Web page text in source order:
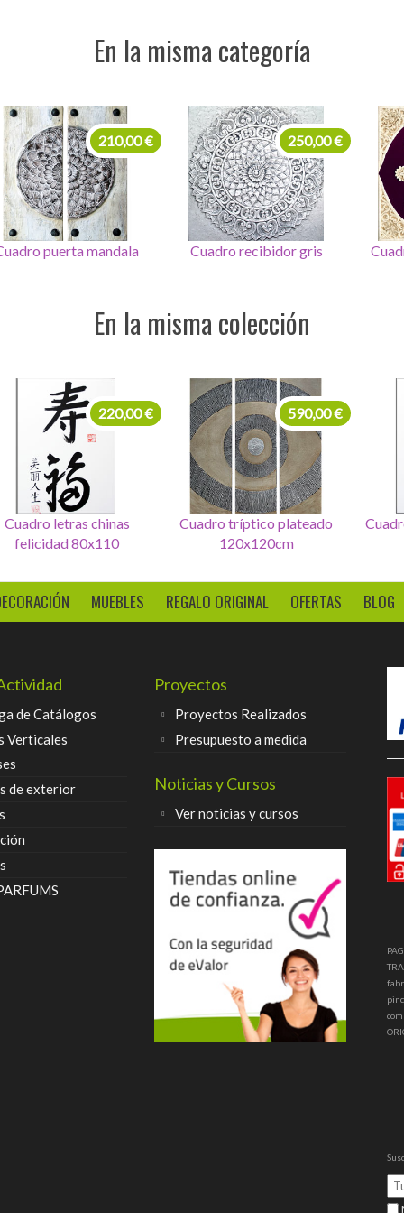
En la misma categoría
Cuadro recibidor gris
250,00 €
Cuadro colores bombay
260,00 €
En la misma colección
de 4 Cuadros letras
seurte
99,00 €
Cuadro letras chinas
felicidad 80x110
220,00 €
MUEBLES REGALO ORIGINAL OFERTAS BLOG
de Catálogos
Verticales
de exterior
Proyectos
Proyectos Realizados
Presupuesto a medida
Noticias y Cursos
Ver noticias y cursos